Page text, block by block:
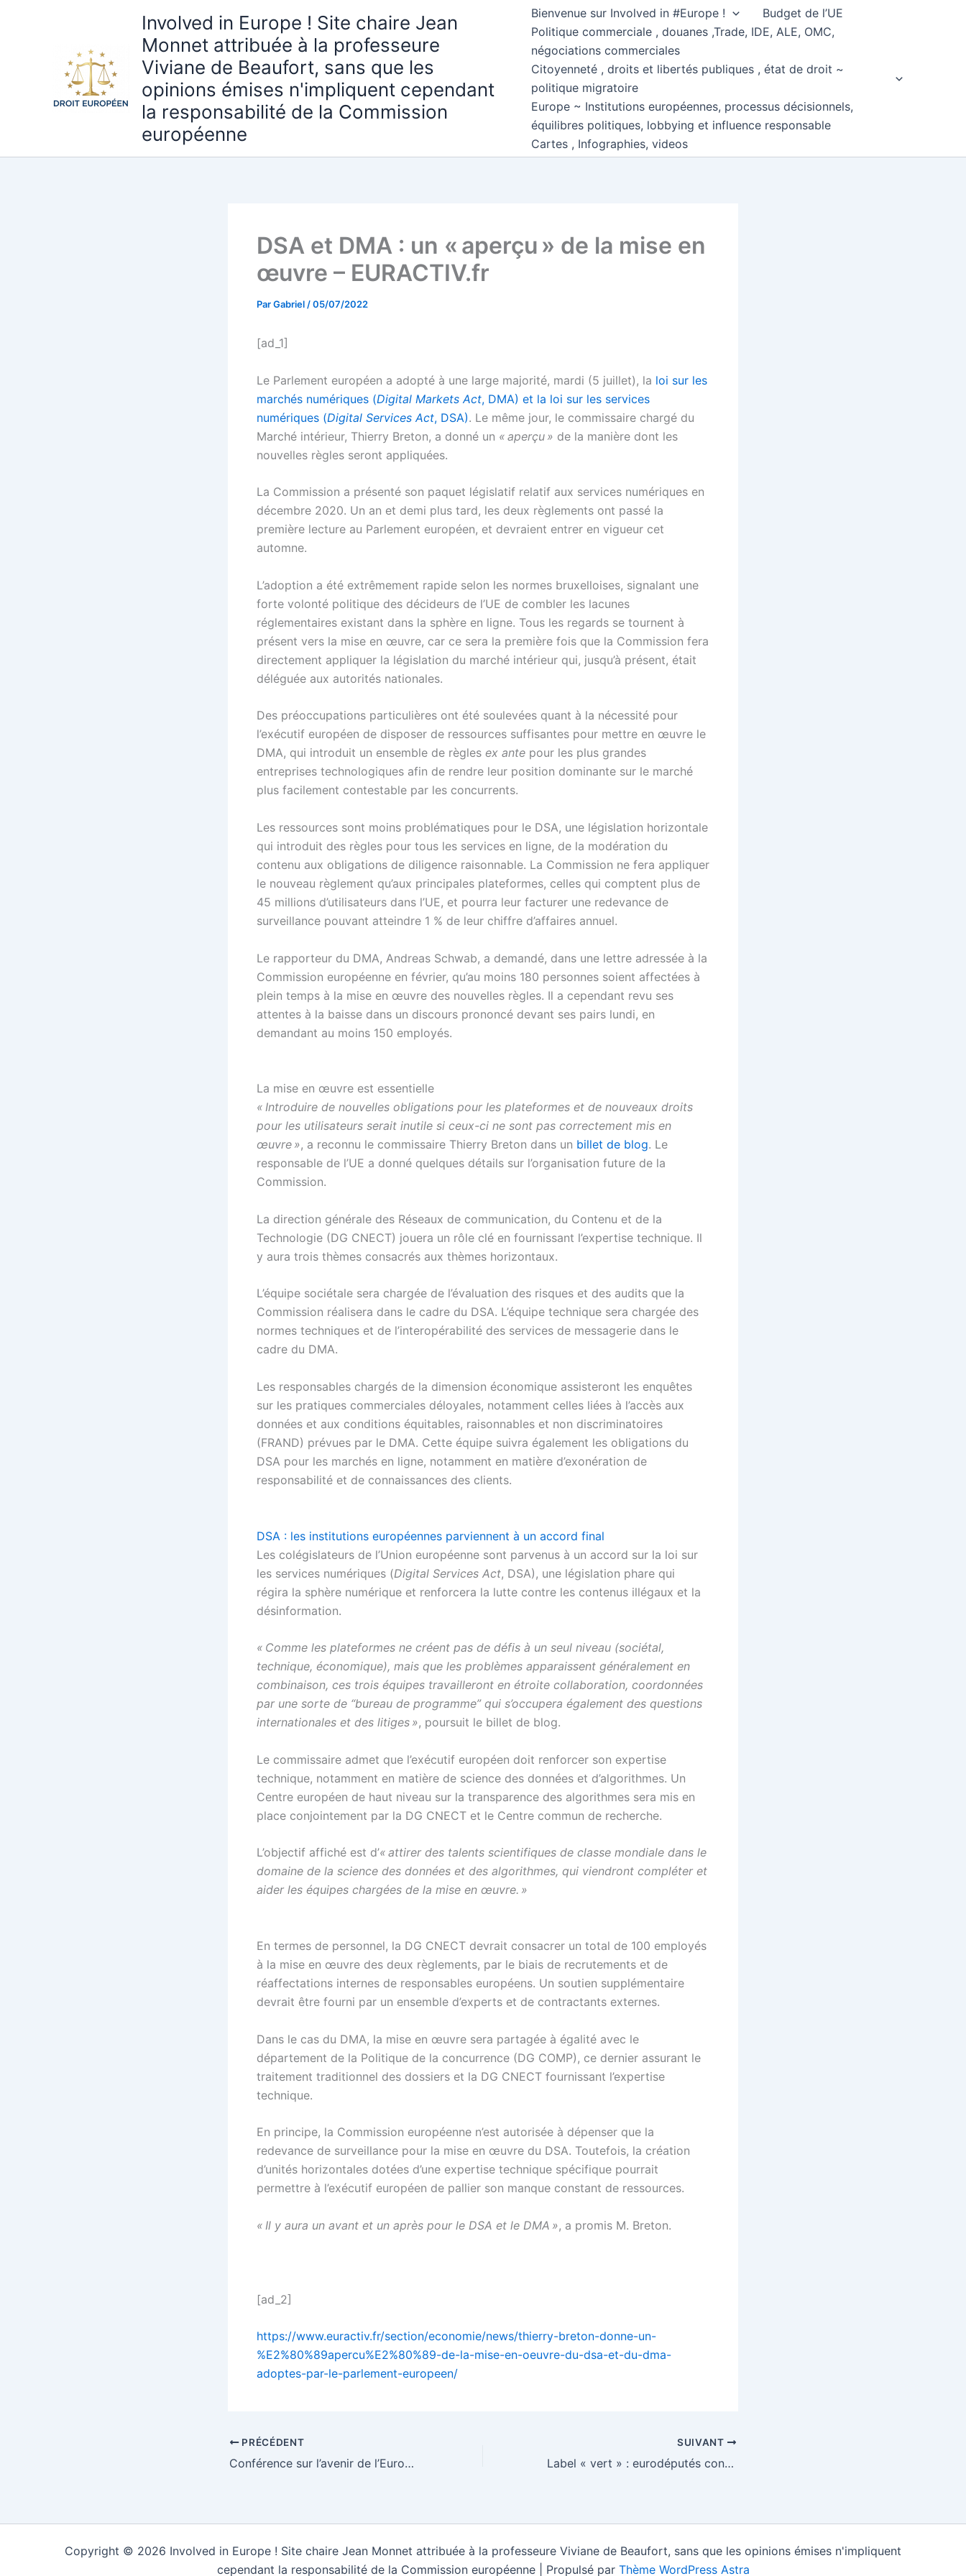
Involved in Europe ! Site chaire Jean
Monnet attribuée à la professeure
Viviane de Beaufort, sans que les
opinions émises n'impliquent cependant
la responsabilité de la Commission
européenne
Bienvenue sur Involved in #Europe !
Budget de l’UE
Politique commerciale , douanes ,Trade, IDE, ALE, OMC,
négociations commerciales
Citoyenneté , droits et libertés publiques , état de droit ~
politique migratoire
Europe ~ Institutions européennes, processus décisionnels,
équilibres politiques, lobbying et influence responsable
Cartes , Infographies, videos
DSA et DMA : un « aperçu » de la mise en
œuvre – EURACTIV.fr
ParGabriel /05/07/2022
[ad_1]
Le Parlement européen a adopté à une large majorité, mardi (5 juillet), la loi sur les
marchés numériques (Digital Markets Act, DMA) et la loi sur les services
numériques (Digital Services Act, DSA). Le même jour, le commissaire chargé du
Marché intérieur, Thierry Breton, a donné un « aperçu » de la manière dont les
nouvelles règles seront appliquées.
La Commission a présenté son paquet législatif relatif aux services numériques en
décembre 2020. Un an et demi plus tard, les deux règlements ont passé la
première lecture au Parlement européen, et devraient entrer en vigueur cet
automne.
L’adoption a été extrêmement rapide selon les normes bruxelloises, signalant une
forte volonté politique des décideurs de l’UE de combler les lacunes
réglementaires existant dans la sphère en ligne. Tous les regards se tournent à
présent vers la mise en œuvre, car ce sera la première fois que la Commission fera
directement appliquer la législation du marché intérieur qui, jusqu’à présent, était
déléguée aux autorités nationales.
Des préoccupations particulières ont été soulevées quant à la nécessité pour
l’exécutif européen de disposer de ressources suffisantes pour mettre en œuvre le
DMA, qui introduit un ensemble de règles ex ante pour les plus grandes
entreprises technologiques afin de rendre leur position dominante sur le marché
plus facilement contestable par les concurrents.
Les ressources sont moins problématiques pour le DSA, une législation horizontale
qui introduit des règles pour tous les services en ligne, de la modération du
contenu aux obligations de diligence raisonnable. La Commission ne fera appliquer
le nouveau règlement qu’aux principales plateformes, celles qui comptent plus de
45 millions d’utilisateurs dans l’UE, et pourra leur facturer une redevance de
surveillance pouvant atteindre 1 % de leur chiffre d’affaires annuel.
Le rapporteur du DMA, Andreas Schwab, a demandé, dans une lettre adressée à la
Commission européenne en février, qu’au moins 180 personnes soient affectées à
plein temps à la mise en œuvre des nouvelles règles. Il a cependant revu ses
attentes à la baisse dans un discours prononcé devant ses pairs lundi, en
demandant au moins 150 employés.
La mise en œuvre est essentielle
« Introduire de nouvelles obligations pour les plateformes et de nouveaux droits
pour les utilisateurs serait inutile si ceux-ci ne sont pas correctement mis en
œuvre », a reconnu le commissaire Thierry Breton dans un billet de blog. Le
responsable de l’UE a donné quelques détails sur l’organisation future de la
Commission.
La direction générale des Réseaux de communication, du Contenu et de la
Technologie (DG CNECT) jouera un rôle clé en fournissant l’expertise technique. Il
y aura trois thèmes consacrés aux thèmes horizontaux.
L’équipe sociétale sera chargée de l’évaluation des risques et des audits que la
Commission réalisera dans le cadre du DSA. L’équipe technique sera chargée des
normes techniques et de l’interopérabilité des services de messagerie dans le
cadre du DMA.
Les responsables chargés de la dimension économique assisteront les enquêtes
sur les pratiques commerciales déloyales, notamment celles liées à l’accès aux
données et aux conditions équitables, raisonnables et non discriminatoires
(FRAND) prévues par le DMA. Cette équipe suivra également les obligations du
DSA pour les marchés en ligne, notamment en matière d’exonération de
responsabilité et de connaissances des clients.
DSA : les institutions européennes parviennent à un accord final
Les colégislateurs de l’Union européenne sont parvenus à un accord sur la loi sur
les services numériques (Digital Services Act, DSA), une législation phare qui
régira la sphère numérique et renforcera la lutte contre les contenus illégaux et la
désinformation.
« Comme les plateformes ne créent pas de défis à un seul niveau (sociétal,
technique, économique), mais que les problèmes apparaissent généralement en
combinaison, ces trois équipes travailleront en étroite collaboration, coordonnées
par une sorte de “bureau de programme” qui s’occupera également des questions
internationales et des litiges », poursuit le billet de blog.
Le commissaire admet que l’exécutif européen doit renforcer son expertise
technique, notamment en matière de science des données et d’algorithmes. Un
Centre européen de haut niveau sur la transparence des algorithmes sera mis en
place conjointement par la DG CNECT et le Centre commun de recherche.
L’objectif affiché est d’« attirer des talents scientifiques de classe mondiale dans le
domaine de la science des données et des algorithmes, qui viendront compléter et
aider les équipes chargées de la mise en œuvre. »
En termes de personnel, la DG CNECT devrait consacrer un total de 100 employés
à la mise en œuvre des deux règlements, par le biais de recrutements et de
réaffectations internes de responsables européens. Un soutien supplémentaire
devrait être fourni par un ensemble d’experts et de contractants externes.
Dans le cas du DMA, la mise en œuvre sera partagée à égalité avec le
département de la Politique de la concurrence (DG COMP), ce dernier assurant le
traitement traditionnel des dossiers et la DG CNECT fournissant l’expertise
technique.
En principe, la Commission européenne n’est autorisée à dépenser que la
redevance de surveillance pour la mise en œuvre du DSA. Toutefois, la création
d’unités horizontales dotées d’une expertise technique spécifique pourrait
permettre à l’exécutif européen de pallier son manque constant de ressources.
« Il y aura un avant et un après pour le DSA et le DMA », a promis M. Breton.
[ad_2]
https://www.euractiv.fr/section/economie/news/thierry-breton-donne-un-
%E2%80%89apercu%E2%80%89-de-la-mise-en-oeuvre-du-dsa-et-du-dma-
adoptes-par-le-parlement-europeen/
PRÉCÉDENT
Conférence sur l’avenir de l’Europe : premières propositions
SUIVANT
Label « vert » : eurodéputés contre le gaz et le nucléaire – EURACTIV.fr
Copyright © 2026 Involved in Europe ! Site chaire Jean Monnet attribuée à la professeure Viviane de Beaufort, sans que les opinions émises n'impliquent
cependant la responsabilité de la Commission européenne | Propulsé par Thème WordPress Astra